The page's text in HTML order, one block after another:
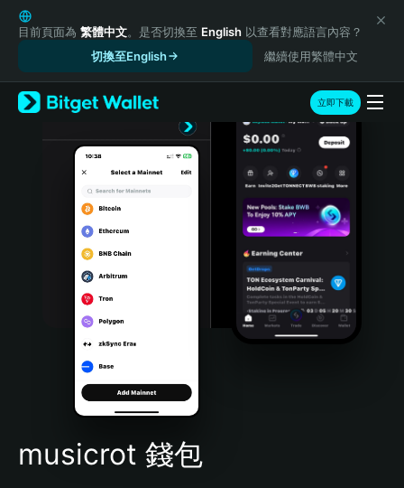
English
日本語
Русский
Español (Latinoamérica)
Türkçe
Português (Portugal)
Bahasa Indonesia
Português (Brasil)
Español (Argentina)
目前頁面為 繁體中文。是否切換至 English 以查看對應語言內容？
切換至English
繼續使用繁體中文
立即下載
musicrot 錢包